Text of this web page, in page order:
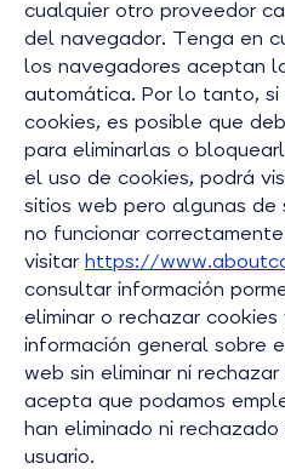
cualquier otro proveedor
del navegador. Tenga en
los navegadores aceptan
automática. Por lo tanto,
cookies, es posible que
para eliminarlas o
el uso de cookies, podrá
sitios web pero algunas de
no funcionar
visitar https://
consultar información
eliminar o rechazar
información general sobre
web sin eliminar ni
acepta que podamos
han eliminado ni
usuario.